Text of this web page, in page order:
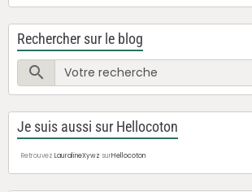
Rechercher sur le blog
Je suis aussi sur Hellocoton
Retrouvez LauralineXywz surHellocoton